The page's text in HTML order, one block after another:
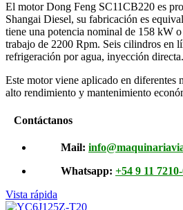
El motor Dong Feng SC11CB220 es
Shangai Diesel, su fabricación es
tiene una potencia nominal de 158 kW
trabajo de 2200 Rpm. Seis cilindros en
refrigeración por agua, inyección directa.
Este motor viene aplicado en diferentes
alto rendimiento y mantenimiento
Contáctanos
Mail:
Whatsapp: +54 9 11
Vista rápida